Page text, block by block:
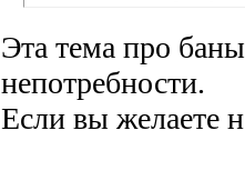
Эта тема про
непотребности.
Если вы желаете